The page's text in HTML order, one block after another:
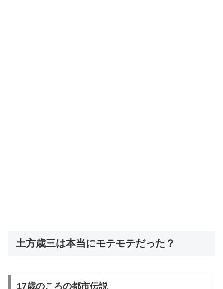
土方歳三は本当にモテモテだった？
17歳のころの都市伝説